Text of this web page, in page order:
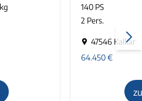
140 PS
2 Pers.
47546 Kalkar
64.450€